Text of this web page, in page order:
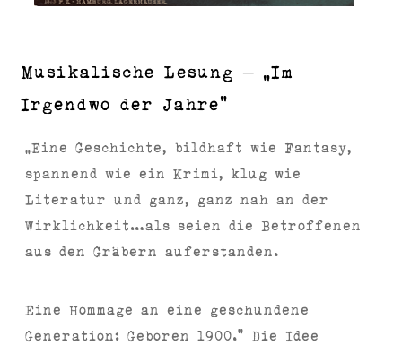
Musikalische Lesung – „Im
Irgendwo der Jahre“
”Eine Geschichte, bildhaft wie Fantasy,
spannend wie ein Krimi, klug wie
Literatur und ganz, ganz nah an der
Wirklichkeit…als seien die Betroffenen
aus den Gräbern auferstanden.
Eine Hommage an eine geschundene
Generation: Geboren 1900.“ Die Idee